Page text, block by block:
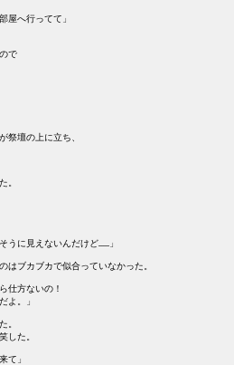
屋へ行ってて」
で
祭壇の上に立ち、
。
うに見えないんだけど……」
ブカブカで似合っていなかった。
仕方ないの！
よ。」
。
した。
て」